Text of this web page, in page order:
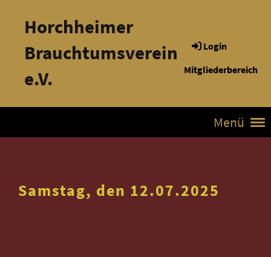
Horchheimer
Brauchtumsverein
e.V.
Login
Mitgliederbereich
Menü
Samstag, den 12.07.2025